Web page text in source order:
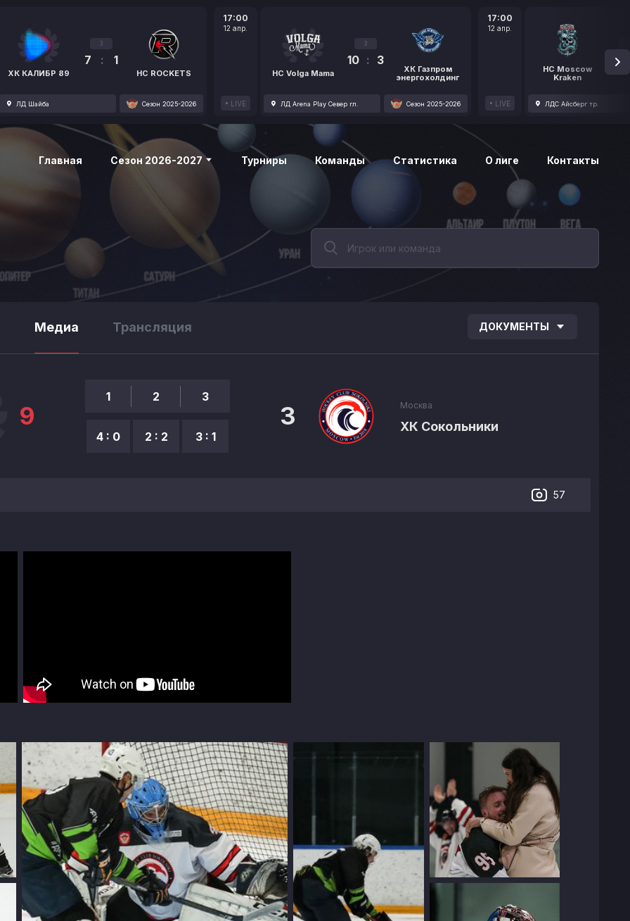
ХК КАЛИБР 89
3
7 : 1
HC ROCKETS
ЛД Шайба Сезон 2025-2026
17:00
12 апр.
LIVE
HC Volga Mama
3
10 : 3
ХК Газпром
энергохолдинг
ЛД Arena Play Север гл. Сезон 2025-2026
17:00
12 апр.
LIVE
HC Moscow
Kraken
1
ЛДС Айсберг тр.
Главная Сезон 2026-2027 Турниры Команды Статистика О лиге Контакты
Медиа Трансляция ДОКУМЕНТЫ
9
1
4 : 0
2
2 : 2
3
3 : 1
Москва
ХК Сокольники
3
57